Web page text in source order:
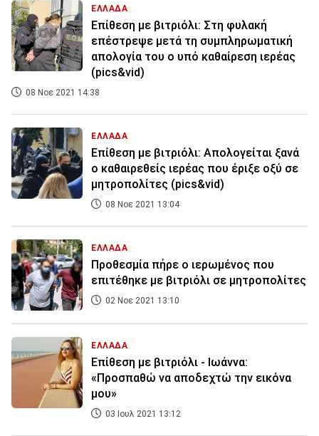
ΕΛΛΑΔΑ
Επίθεση με βιτριόλι: Στη φυλακή
επέστρεψε μετά τη συμπληρωματική
απολογία του o υπό καθαίρεση ιερέας
(pics&vid)
08 Νοε 2021 14:38
ΕΛΛΑΔΑ
Επίθεση με βιτριόλι: Απολογείται ξανά
ο καθαιρεθείς ιερέας που έριξε οξύ σε
μητροπολίτες (pics&vid)
08 Νοε 2021 13:04
ΕΛΛΑΔΑ
Προθεσμία πήρε ο ιερωμένος που
επιτέθηκε με βιτριόλι σε μητροπολίτες
02 Νοε 2021 13:10
ΕΛΛΑΔΑ
Επίθεση με βιτριόλι - Ιωάννα:
«Προσπαθώ να αποδεχτώ την εικόνα
μου»
03 Ιουλ 2021 13:12